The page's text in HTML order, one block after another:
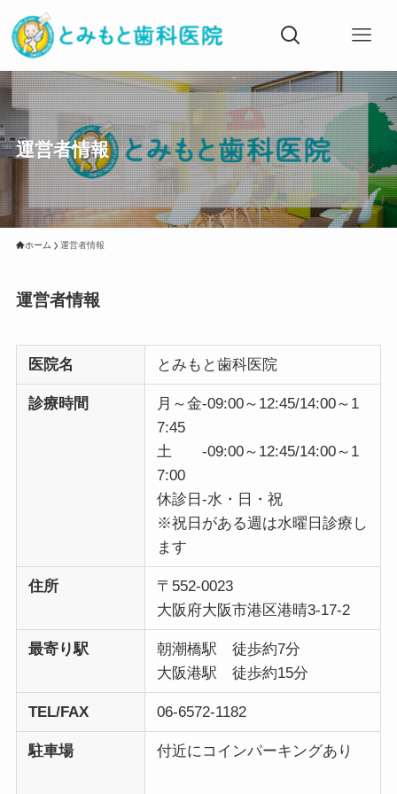
運営者情報
ホーム 運営者情報
運営者情報
医院名 とみもと歯科医院
診療時間
月～金-09:00～12:45/14:00～1
7:45
土 -09:00～12:45/14:00～1
7:00
休診日-水・日・祝
※祝日がある週は水曜日診療し
ます
住所
〒552-0023
大阪府大阪市港区港晴3-17-2
最寄り駅
朝潮橋駅 徒歩約7分
大阪港駅 徒歩約15分
TEL/FAX 06-6572-1182
駐車場 付近にコインパーキングあり